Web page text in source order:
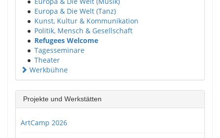
● Europa & Die Welt (Tanz)
● Kunst, Kultur & Kommunikation
● Politik, Mensch & Gesellschaft
● Refugees Welcome
● Tagesseminare
● Theater
Werkbühne
Projekte und Werkstätten
ArtCamp 2026